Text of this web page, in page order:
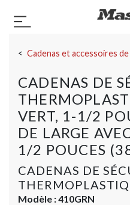
Basculer la navigation
Cadenas et accessoires
CADENAS DE
VERT, 1-1/2
DE LARGE
1/2 POUCES
CADENAS DE
Modèle :410GRN